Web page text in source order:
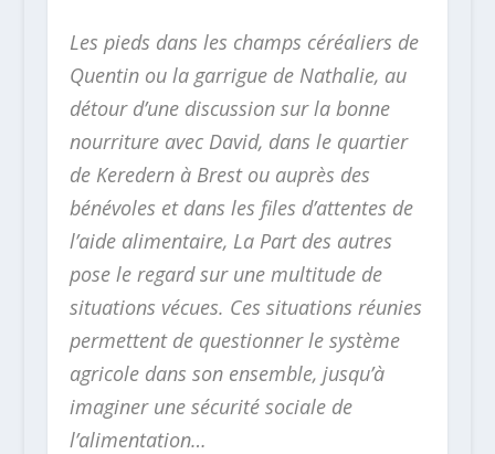
Les pieds dans les champs céréaliers de
Quentin ou la garrigue de Nathalie, au
détour d’une discussion sur la bonne
nourriture avec David, dans le quartier
de Keredern à Brest ou auprès des
bénévoles et dans les files d’attentes de
l’aide alimentaire, La Part des autres
pose le regard sur une multitude de
situations vécues. Ces situations réunies
permettent de questionner le système
agricole dans son ensemble, jusqu’à
imaginer une sécurité sociale de
l’alimentation…